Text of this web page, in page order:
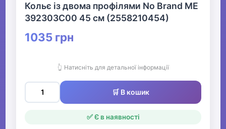
Кольє із двома профілями No Brand ME
392303C00 45 см (2558210454)
1035 грн
👆 Натисніть для детальної інформації
🛒 В кошик
✅ Є в наявності